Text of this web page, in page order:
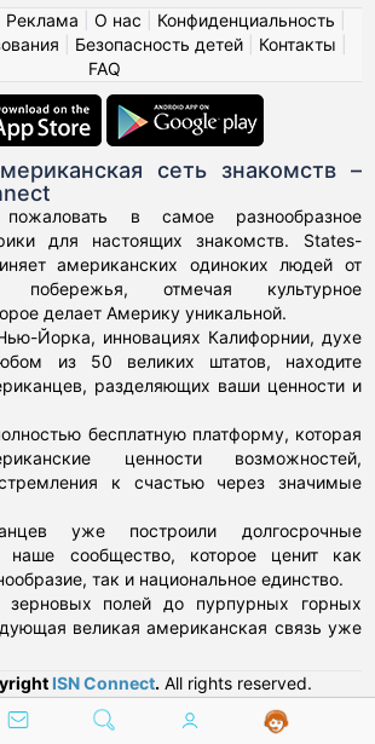
Реклама О нас Конфиденциальность
Безопасность детей| Контакты
FAQ
сеть знакомств –
в самое разнообразное
для настоящих знакомств. States-
американских одиноких людей от
отмечая культурное
делает Америку уникальной.
Йорка, инновациях Калифорнии, духе
из 50 великих штатов, находите
разделяющих ваши ценности и
бесплатную платформу, которая
ценности возможностей,
к счастью через значимые
уже построили долгосрочные
наше сообщество, которое ценит как
так и национальное единство.
полей до пурпурных горных
великая американская связь уже
ISN Connect. All rights reserved.